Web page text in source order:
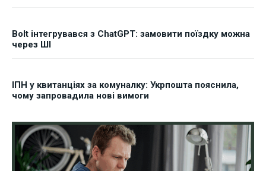
Bolt інтегрувався з ChatGPT: замовити поїздку можна
через ШІ
ІПН у квитанціях за комуналку: Укрпошта пояснила,
чому запровадила нові вимоги